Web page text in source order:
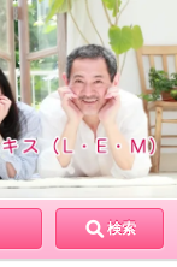
検索